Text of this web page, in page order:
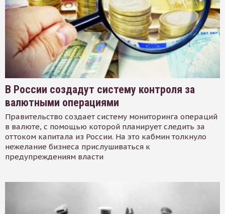
В России создадут систему контроля за
валютными операциями
Правительство создает систему мониторинга операций
в валюте, с помощью которой планирует следить за
оттоком капитала из России. На это кабмин толкнуло
нежелание бизнеса прислушиваться к
предупреждениям власти